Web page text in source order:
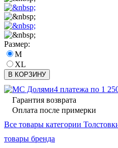
Размер:
M
XL
В КОРЗИНУ
4 платежа по 1
Гарантия возврата
Оплата после примерки
Все товары категории
товары бренда